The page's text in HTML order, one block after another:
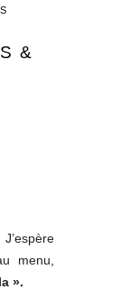
&
menu,
».